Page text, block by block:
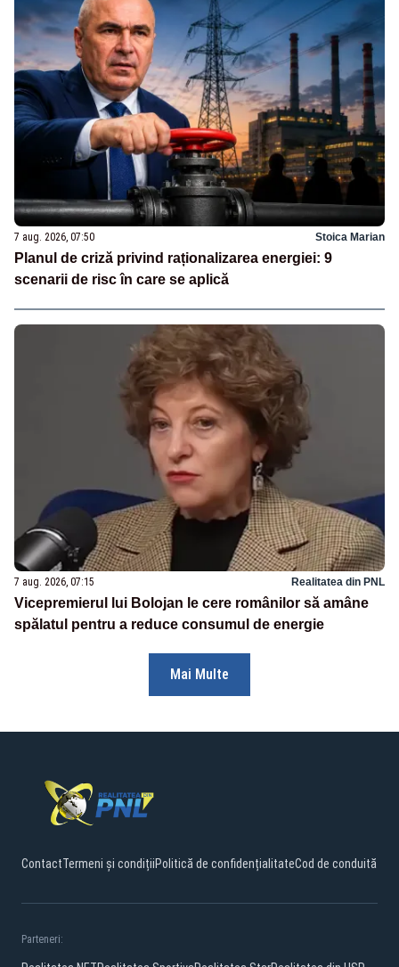
7 aug. 2026, 07:50 Stoica Marian
Planul de criză privind raționalizarea energiei: 9
scenarii de risc în care se aplică
7 aug. 2026, 07:15 Realitatea din PNL
Vicepremierul lui Bolojan le cere românilor să amâne
spălatul pentru a reduce consumul de energie
Mai Multe
ContactTermeni și condițiiPolitică de confidențialitateCod de conduită
Parteneri: